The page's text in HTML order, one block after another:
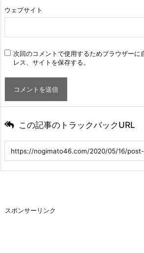
ウェブサイト
次回のコメントで使用するためブラウザーに
レス、サイトを保存する。
この記事のトラックバックURL
スポンサーリンク